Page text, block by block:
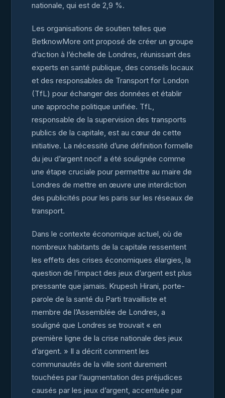
nationale, qui est de 2,9 %.
Les organisations de soutien telles que
BetknowMore ont proposé de créer un groupe
d’action à l’échelle de Londres, réunissant des
experts en santé publique, des conseils locaux
et des responsables de Transport for London
(TfL) pour échanger des données et établir
une approche politique unifiée. TfL,
responsable de la supervision des transports
publics de la capitale, est au cœur de cette
initiative. La nécessité d’une définition formelle
du jeu d’argent nocif a été soulignée comme
une étape cruciale pour permettre au maire de
Londres de mettre en œuvre une interdiction
des publicités pour les paris sur les réseaux de
transport.
Dans le contexte économique actuel, où de
nombreux habitants de la capitale ressentent
les effets des crises économiques élargies, la
question de l’impact des jeux d’argent est plus
pressante que jamais. Krupesh Hirani, porte-
parole de la santé du Parti travailliste et
membre de l’Assemblée de Londres, a
souligné que Londres se trouvait « en
première ligne de la crise nationale des jeux
d’argent. » Il a décrit comment les
communautés de la ville sont durement
touchées par l’augmentation des préjudices
causés par les jeux d’argent, accentuée par